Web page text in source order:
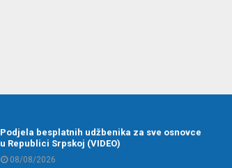
Podjela besplatnih udžbenika za sve osnovce
u Republici Srpskoj (VIDEO)
08/08/2026